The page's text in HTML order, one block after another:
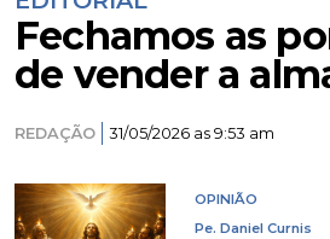
Fechamos as
de vender a
REDAÇÃO 31/05/2026 as 9:53 am
OPINIÃO
Pe. Daniel Curnis